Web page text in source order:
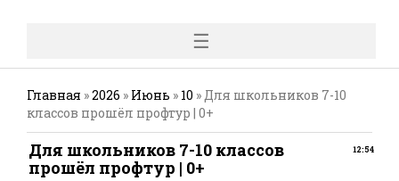
☰
Главная »2026 » Июнь » 10 » Для школьников 7-10
классов прошёл профтур | 0+
12:54
Для школьников 7-10 классов
прошёл профтур | 0+